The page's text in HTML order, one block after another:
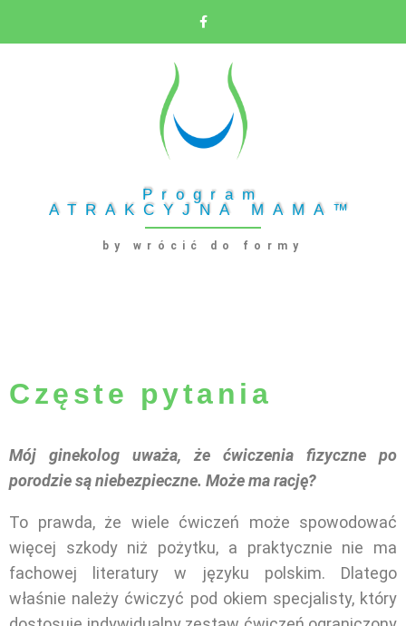
Program
ATRAKCYJNA MAMA™
by wrócić do formy
Częste pytania
Mój ginekolog uważa, że ćwiczenia fizyczne po
porodzie są niebezpieczne. Może ma rację?
To prawda, że wiele ćwiczeń może spowodować
więcej szkody niż pożytku, a praktycznie nie ma
fachowej literatury w języku polskim. Dlatego
właśnie należy ćwiczyć pod okiem specjalisty, który